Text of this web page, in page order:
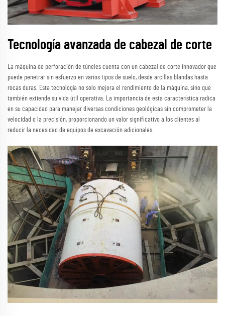
Tecnología avanzada de cabezal de corte
La máquina de perforación de túneles cuenta con un cabezal de corte innovador que
puede penetrar sin esfuerzo en varios tipos de suelo, desde arcillas blandas hasta
rocas duras. Esta tecnología no solo mejora el rendimiento de la máquina, sino que
también extiende su vida útil operativa. La importancia de esta característica radica
en su capacidad para manejar diversas condiciones geológicas sin comprometer la
velocidad o la precisión, proporcionando un valor significativo a los clientes al
reducir la necesidad de equipos de excavación adicionales.